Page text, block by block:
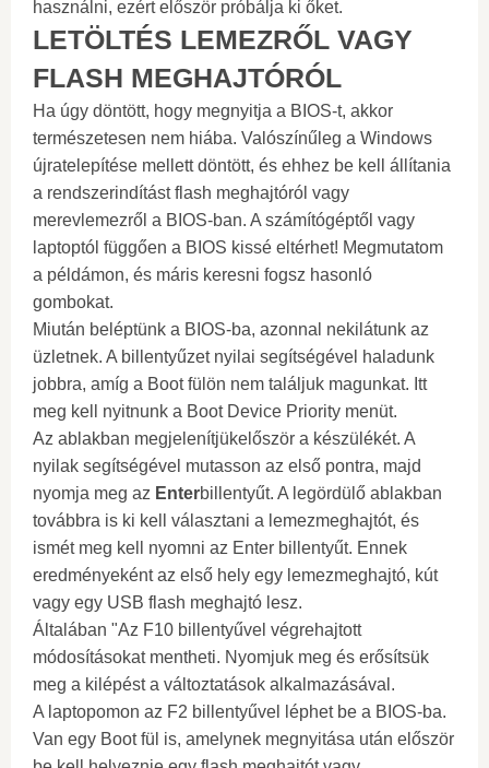
használni, ezért először próbálja ki őket.
LETÖLTÉS LEMEZRŐL VAGY
FLASH MEGHAJTÓRÓL
Ha úgy döntött, hogy megnyitja a BIOS-t, akkor
természetesen nem hiába. Valószínűleg a Windows
újratelepítése mellett döntött, és ehhez be kell állítania
a rendszerindítást flash meghajtóról vagy
merevlemezről a BIOS-ban. A számítógéptől vagy
laptoptól függően a BIOS kissé eltérhet! Megmutatom
a példámon, és máris keresni fogsz hasonló
gombokat.
Miután beléptünk a BIOS-ba, azonnal nekilátunk az
üzletnek. A billentyűzet nyilai segítségével haladunk
jobbra, amíg a Boot fülön nem találjuk magunkat. Itt
meg kell nyitnunk a Boot Device Priority menüt.
Az ablakban megjelenítjükelőször a készülékét. A
nyilak segítségével mutasson az első pontra, majd
nyomja meg az Enterbillentyűt. A legördülő ablakban
továbbra is ki kell választani a lemezmeghajtót, és
ismét meg kell nyomni az Enter billentyűt. Ennek
eredményeként az első hely egy lemezmeghajtó, kút
vagy egy USB flash meghajtó lesz.
Általában "Az F10 billentyűvel végrehajtott
módosításokat mentheti. Nyomjuk meg és erősítsük
meg a kilépést a változtatások alkalmazásával.
A laptopomon az F2 billentyűvel léphet be a BIOS-ba.
Van egy Boot fül is, amelynek megnyitása után először